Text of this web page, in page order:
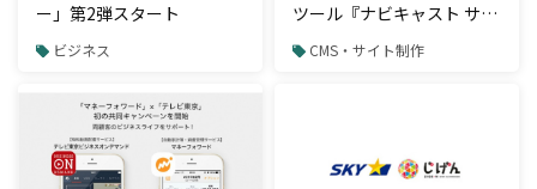
ー」第2弾スタート
ビジネス
ツール『ナビキャスト サイ
ト・パーソナライザ』にト
CMS・サイト制作